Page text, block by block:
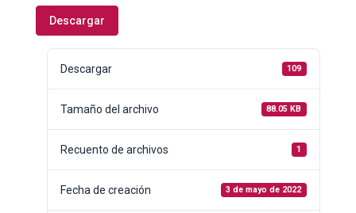
Descargar
Descargar 109
Tamaño del archivo 88.05 KB
Recuento de archivos 1
Fecha de creación 3 de mayo de 2022